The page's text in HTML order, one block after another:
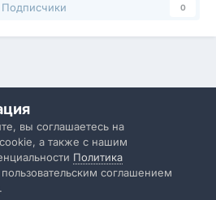
Подписчики 0
Обратная связь
IBResource
by Invision Community
вы соглашаетесь на
а также с нашим
Политика
соглашением
.